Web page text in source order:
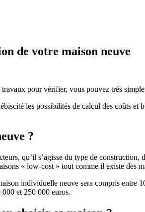
de votre maison neuve
pour vérifier, vous pouvez trés
les possibilités de calcul des coûts
?
qu’il s’agisse du type de
« low-cost » tout comme il existe des
individuelle neuve sera compris
et 250 000 euros.